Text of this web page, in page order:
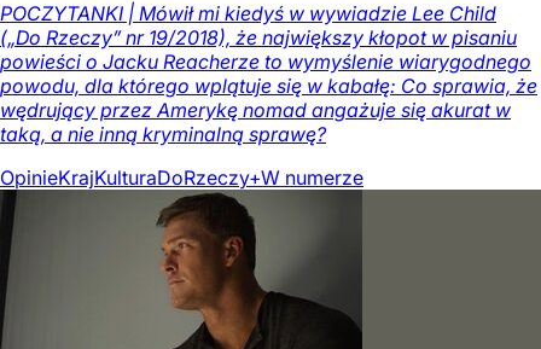
POCZYTANKI | Mówił mi kiedyś w wywiadzie Lee Child
(„Do Rzeczy” nr 19/2018), że największy kłopot w pisaniu
powieści o Jacku Reacherze to wymyślenie wiarygodnego
powodu, dla którego wplątuje się w kabałę: Co sprawia, że
wędrujący przez Amerykę nomad angażuje się akurat w
taką, a nie inną kryminalną sprawę?
OpinieKrajKulturaDoRzeczy+W numerze